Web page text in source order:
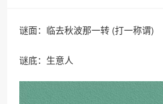
谜面：临去秋波那一转 (打一称谓)
谜底：生意人